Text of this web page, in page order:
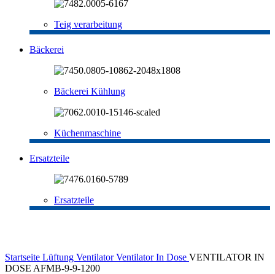
Teig verarbeitung
Bäckerei
Bäckerei Kühlung
Küchenmaschine
Ersatzteile
Ersatzteile
Startseite Lüftung VentilatorVentilator In Dose VENTILATOR IN
DOSE AFMB-9-9-1200